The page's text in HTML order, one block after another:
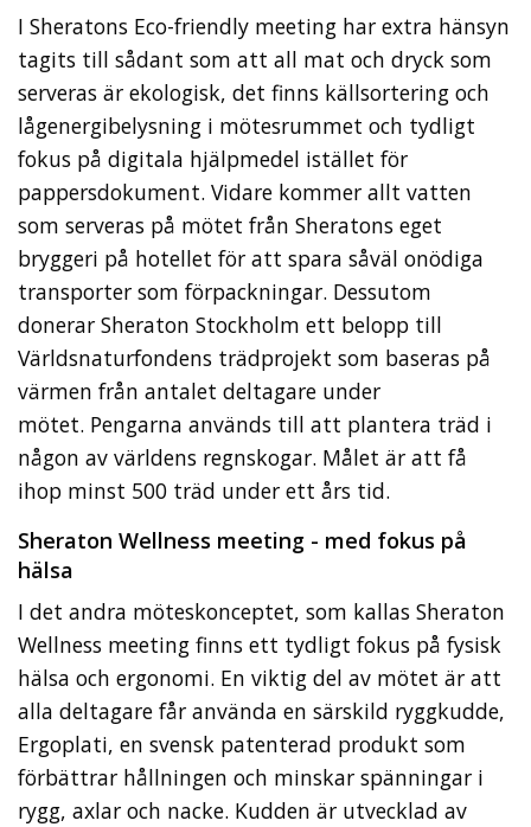
I Sheratons Eco-friendly meeting har extra hänsyn
tagits till sådant som att all mat och dryck som
serveras är ekologisk, det finns källsortering och
lågenergibelysning i mötesrummet och tydligt
fokus på digitala hjälpmedel istället för
pappersdokument. Vidare kommer allt vatten
som serveras på mötet från Sheratons eget
bryggeri på hotellet för att spara såväl onödiga
transporter som förpackningar. Dessutom
donerar Sheraton Stockholm ett belopp till
Världsnaturfondens trädprojekt som baseras på
värmen från antalet deltagare under
mötet. Pengarna används till att plantera träd i
någon av världens regnskogar. Målet är att få
ihop minst 500 träd under ett års tid.
Sheraton Wellness meeting - med fokus på
hälsa
I det andra möteskonceptet, som kallas Sheraton
Wellness meeting finns ett tydligt fokus på fysisk
hälsa och ergonomi. En viktig del av mötet är att
alla deltagare får använda en särskild ryggkudde,
Ergoplati, en svensk patenterad produkt som
förbättrar hållningen och minskar spänningar i
rygg, axlar och nacke. Kudden är utvecklad av